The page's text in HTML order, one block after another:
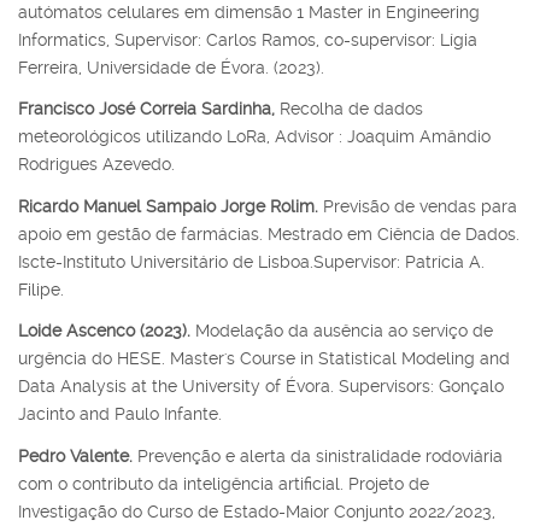
autómatos celulares em dimensão 1 Master in Engineering
Informatics, Supervisor: Carlos Ramos, co-supervisor: Lígia
Ferreira, Universidade de Évora. (2023).
Francisco José Correia Sardinha, Recolha de dados
meteorológicos utilizando LoRa, Advisor : Joaquim Amândio
Rodrigues Azevedo.
Ricardo Manuel Sampaio Jorge Rolim. Previsão de vendas para
apoio em gestão de farmácias. Mestrado em Ciência de Dados.
Iscte-Instituto Universitário de Lisboa.Supervisor: Patrícia A.
Filipe.
Loide Ascenco (2023). Modelação da ausência ao serviço de
urgência do HESE. Master's Course in Statistical Modeling and
Data Analysis at the University of Évora. Supervisors: Gonçalo
Jacinto and Paulo Infante.
Pedro Valente. Prevenção e alerta da sinistralidade rodoviária
com o contributo da inteligência artificial. Projeto de
Investigação do Curso de Estado-Maior Conjunto 2022/2023,